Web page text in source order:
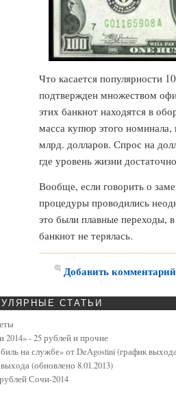
Что касается популярности
подтвержден множеством
этих банкнот находятся в
масса купюр этого номинала,
млрд. долларов. Спрос на
где уровень жизни
Вообще, если говорить о
процедуры проводились
это были плавные переходы,
банкнот не терялась.
Добавить комментарий
СТАТЬИ
- 25 рублей и прочие
на службе» от DeAgostini (график
(обновлено 8.01.2013)
Сочи-2014